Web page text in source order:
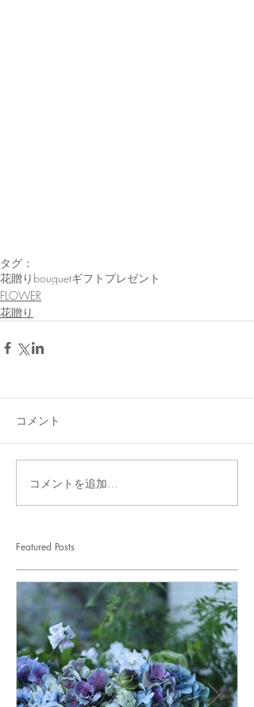
タグ：
花贈り bouguetギフト プレゼント
FLOWER
花贈り
コメント
コメントを追加…
Featured Posts